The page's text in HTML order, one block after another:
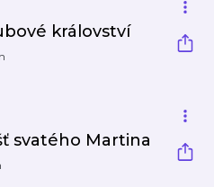
království
svatého Martina